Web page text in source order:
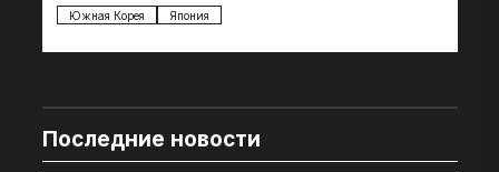
Южная Корея Япония
Последние новости